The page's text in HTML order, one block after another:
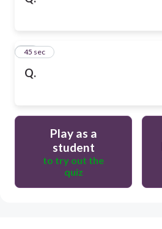
Q.
10
45 sec
Play as a
student
to try out the
quiz